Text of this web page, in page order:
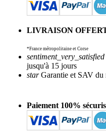
LIVRAISON
*France métropolitaine et Corse
sentiment_very_satisfied
jusqu'à 15 jours
starGarantie et SAV du
Paiement 100%